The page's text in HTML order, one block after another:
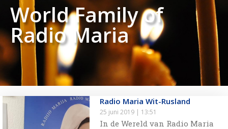
World Family of
Radio Maria
Radio Maria Wit-Rusland
25 juni 2019 13:51
In de Wereld van Radio Maria